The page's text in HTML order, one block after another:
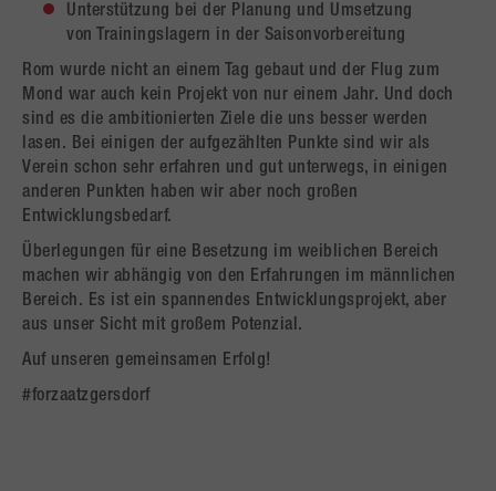
Unterstützung bei der Planung und Umsetzung
von Trainingslagern in der Saisonvorbereitung
Rom wurde nicht an einem Tag gebaut und der Flug zum
Mond war auch kein Projekt von nur einem Jahr. Und doch
sind es die ambitionierten Ziele die uns besser werden
lasen. Bei einigen der aufgezählten Punkte sind wir als
Verein schon sehr erfahren und gut unterwegs, in einigen
anderen Punkten haben wir aber noch großen
Entwicklungsbedarf.
Überlegungen für eine Besetzung im weiblichen Bereich
machen wir abhängig von den Erfahrungen im männlichen
Bereich. Es ist ein spannendes Entwicklungsprojekt, aber
aus unser Sicht mit großem Potenzial.
Auf unseren gemeinsamen Erfolg!
#forzaatzgersdorf